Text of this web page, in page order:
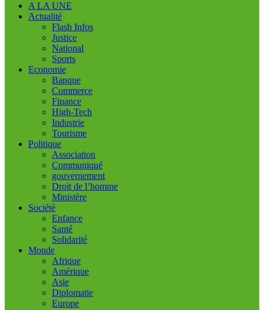
A LA UNE
Actualité
Flash Infos
Justice
National
Sports
Economie
Banque
Commerce
Finance
High-Tech
Industrie
Tourisme
Politique
Association
Communiqué
gouvernement
Droit de l’homme
Ministère
Société
Enfance
Santé
Solidarité
Monde
Afrique
Amérique
Asie
Diplomatie
Europe